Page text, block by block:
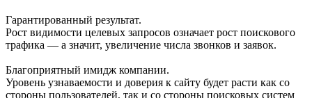
Гарантированный результат.
Рост видимости целевых запросов означает рост поискового
трафика — а значит, увеличение числа звонков и заявок.
Благоприятный имидж компании.
Уровень узнаваемости и доверия к сайту будет расти как со
стороны пользователей, так и со стороны поисковых систем